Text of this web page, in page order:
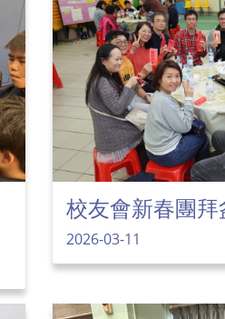
校友會新春團拜
2026-03-11